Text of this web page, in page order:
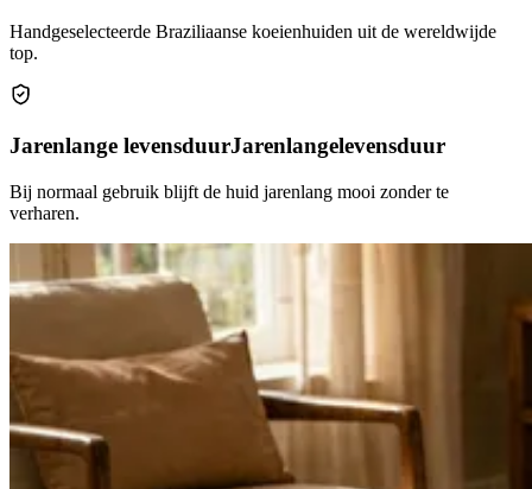
Handgeselecteerde Braziliaanse koeienhuiden uit de wereldwijde
top.
Jarenlange levensduurJarenlangelevensduur
Bij normaal gebruik blijft de huid jarenlang mooi zonder te
verharen.